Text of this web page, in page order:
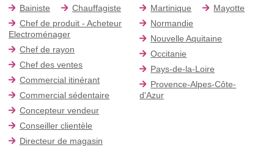
Bainiste
Chauffagiste
Chef de produit - Acheteur
Electroménager
Chef de rayon
Chef des ventes
Commercial itinérant
Commercial sédentaire
Concepteur vendeur
Conseiller clientèle
Directeur de magasin
Martinique
Mayotte
Normandie
Nouvelle Aquitaine
Occitanie
Pays-de-la-Loire
Provence-Alpes-Côte-
d'Azur